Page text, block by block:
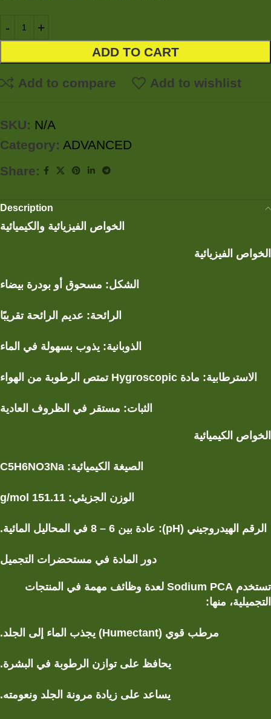
ADD TO CART
Add to compare Add to wishlist
SKU: N/A
Category: ADVANCED
Share:
Description
الخواص الفيزيائية والكيميائية
الخواص الفيزيائية
الشكل: مسحوق أو بودرة بيضاء
الرائحة: عديم الرائحة تقريبًا
الذوبانية: يذوب بسهولة في الماء
الاسترطابية: مادة Hygroscopic تمتص الرطوبة من الهواء
الثبات: مستقر في الظروف العادية
الخواص الكيميائية
الصيغة الكيميائية: C5H6NO3Na
الوزن الجزيئي: 151.11 g/mol
الرقم الهيدروجيني (pH): عادة بين 6 – 8 في المحاليل المائية.
دور المادة في مستحضرات التجميل
تستخدم Sodium PCA لعدة وظائف مهمة في المنتجات
التجميلية، منها:
مرطب قوي (Humectant) يجذب الماء إلى الجلد.
يحافظ علىتوازن الرطوبة في البشرة.
يساعد على زيادة مرونة الجلد ونعومته.